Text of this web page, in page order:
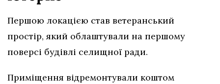
Першою локацією став ветеранський
простір, який облаштували на першому
поверсі будівлі селищної ради.
Приміщення відремонтували коштом